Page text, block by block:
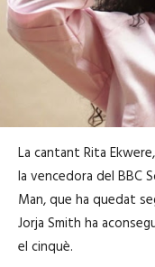
La cantant Rita
la vencedora del BBC
Man, que ha quedat
Jorja Smith ha
el cinquè.